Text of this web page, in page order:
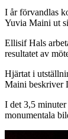
I år förvandlas
Yuvia Maini ut
Ellisif Hals
resultatet av
Hjärtat i
Maini beskriver
I det 3,5
monumentala